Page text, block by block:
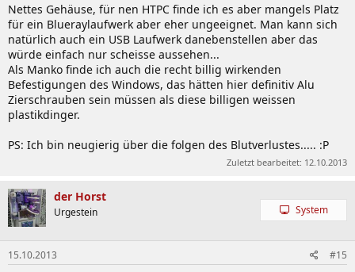
Nettes Gehäuse, für nen HTPC finde ich es aber mangels Platz
für ein Blueraylaufwerk aber eher ungeeignet. Man kann sich
natürlich auch ein USB Laufwerk danebenstellen aber das
würde einfach nur scheisse aussehen...
Als Manko finde ich auch die recht billig wirkenden
Befestigungen des Windows, das hätten hier definitiv Alu
Zierschrauben sein müssen als diese billigen weissen
plastikdinger.
PS: Ich bin neugierig über die folgen des Blutverlustes..... :P
Zuletzt bearbeitet: 12.10.2013
der Horst
Urgestein System
15.10.2013 #15